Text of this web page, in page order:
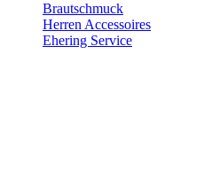
Brautschmuck
Herren Accessoires
Ehering Service